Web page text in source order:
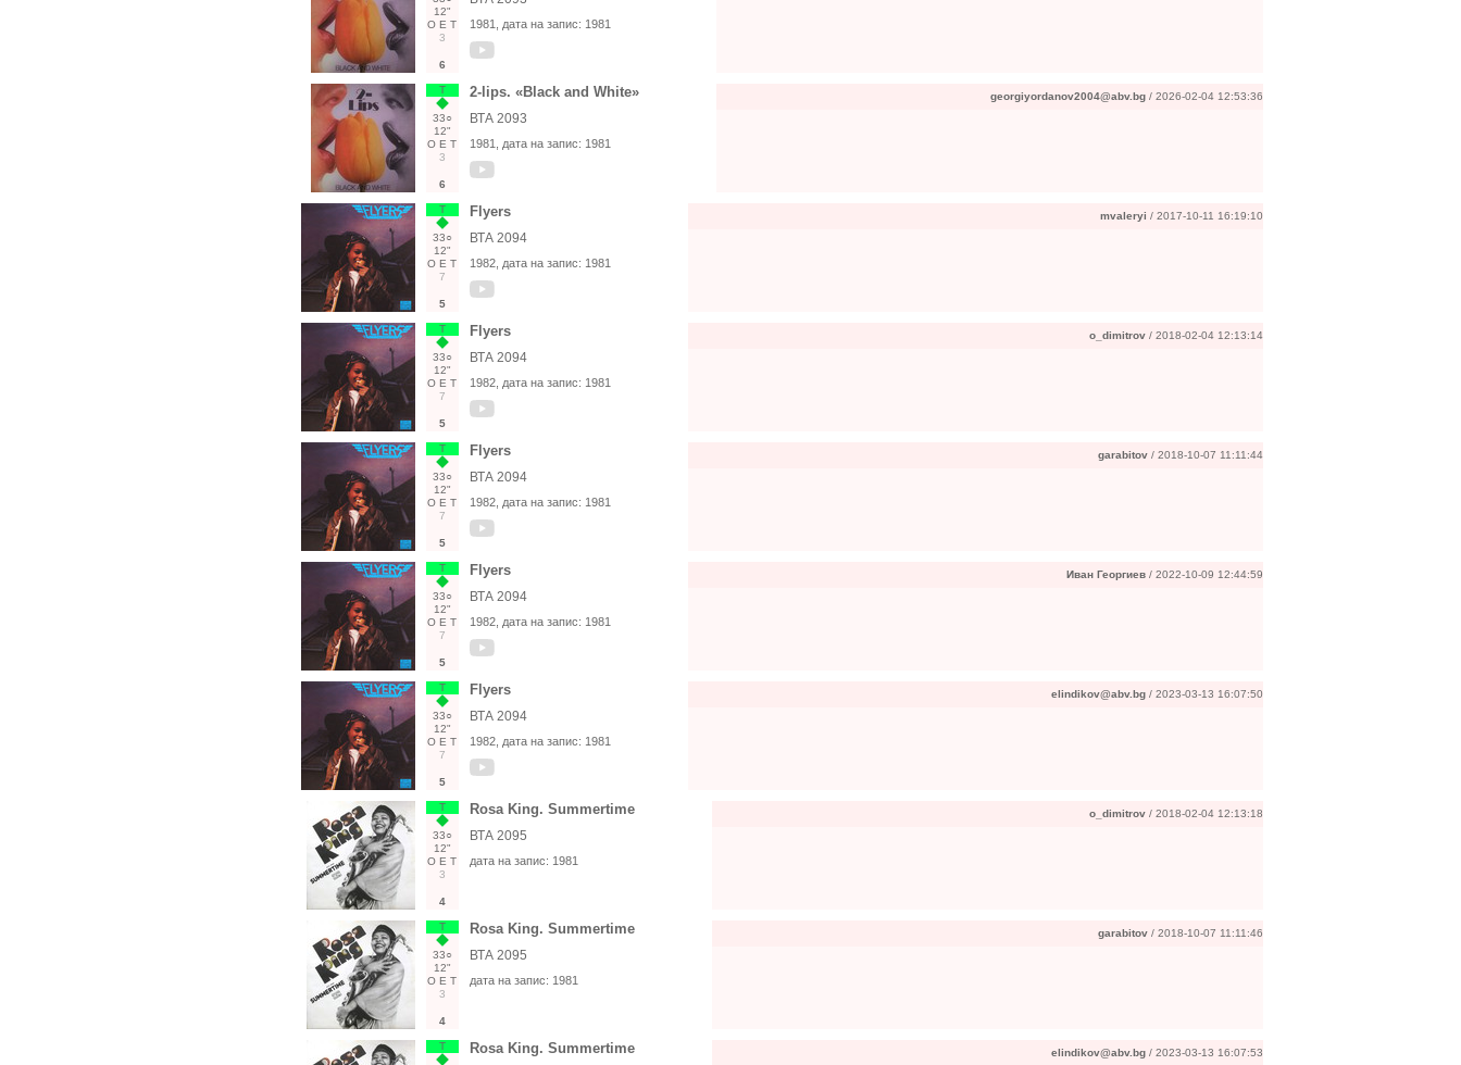
12"
О Е Т
3
6
1981 , дата на запис: 1981
Т
33○
12"
О Е Т
3
6
2-lips. «Black and White»
ВТА 2093
1981 , дата на запис: 1981
georgiyordanov2004@abv.bg / 2026-02-04 12:53:36
Т
33○
12"
О Е Т
7
5
Flyers
ВТА 2094
1982 , дата на запис: 1981
mvaleryi / 2017-10-11 16:19:10
Т
33○
12"
О Е Т
7
5
Flyers
ВТА 2094
1982 , дата на запис: 1981
o_dimitrov / 2018-02-04 12:13:14
Т
33○
12"
О Е Т
7
5
Flyers
ВТА 2094
1982 , дата на запис: 1981
garabitov / 2018-10-07 11:11:44
Т
33○
12"
О Е Т
7
5
Flyers
ВТА 2094
1982 , дата на запис: 1981
Иван Георгиев / 2022-10-09 12:44:59
Т
33○
12"
О Е Т
7
5
Flyers
ВТА 2094
1982 , дата на запис: 1981
elindikov@abv.bg / 2023-03-13 16:07:50
Т
33○
12"
О Е Т
3
4
Rosa King. Summertime
ВТА 2095
дата на запис: 1981
o_dimitrov / 2018-02-04 12:13:18
Т
33○
12"
О Е Т
3
4
Rosa King. Summertime
ВТА 2095
дата на запис: 1981
garabitov / 2018-10-07 11:11:46
Т Rosa King. Summertime elindikov@abv.bg / 2023-03-13 16:07:53